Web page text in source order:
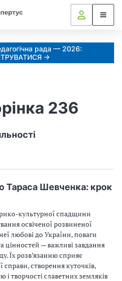
рада — 2026:
→
236
Тараса Шевченка: крок
культурної спадщини
освіченої розвиненої
любові до України, поваги
цінностей — важливі завдання
Їх розв’язанню сприяє
справи, створення куточків,
творчості славетних земляків